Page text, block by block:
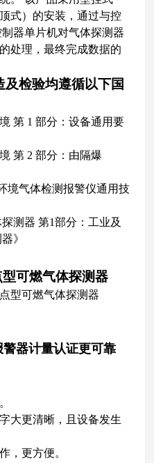
式）的安装，通过与控
器单片机对气体探测器
处理，最终完成数据的
及检验均遵循以下国
第 1 部分：设备通用要
第 2 部分：由隔爆
境气体检测报警仪通用技
测器 第1部分：工业及
》
可燃气体探测器
型可燃气体探测器
器计量认证更可靠
大更清晰，且设备发生
，更方便。